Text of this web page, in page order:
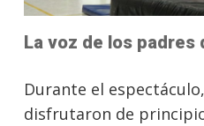
La voz de los padres
Durante el
disfrutaron de